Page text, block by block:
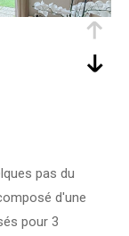
pas du
d'une
pour 3